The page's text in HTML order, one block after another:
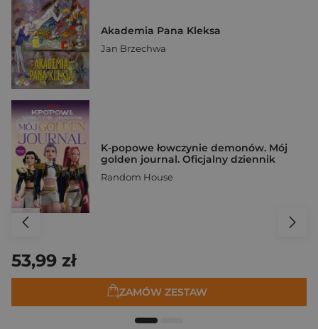
Akademia Pana Kleksa
Jan Brzechwa
K-popowe łowczynie demonów. Mój
golden journal. Oficjalny dziennik
Random House
53,99 zł
ZAMÓW ZESTAW